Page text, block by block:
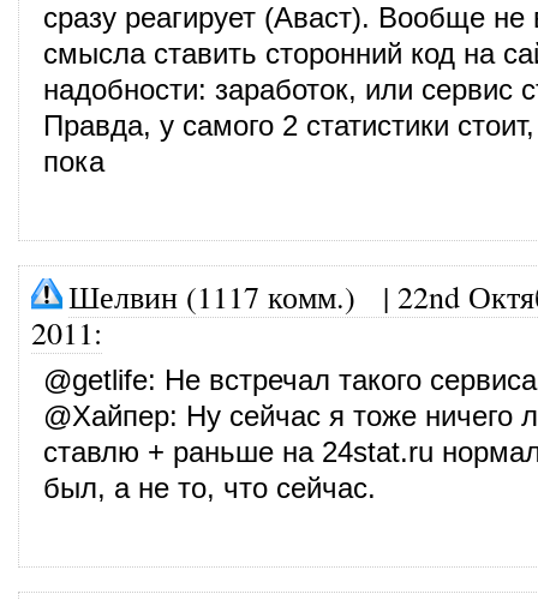
сразу реагирует (Аваст). Вообще не
смысла ставить сторонний код на
надобности: заработок, или сервис
Правда, у самого 2 статистики
пока
Шелвин (1117 комм.) | 22nd
2011:
@getlife: Не встречал такого
@Хайпер: Ну сейчас я тоже ничего
ставлю + раньше на 24stat.ru
был, а не то, что сейчас.